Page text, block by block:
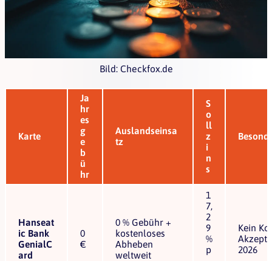
Bild: Checkfox.de
Karte
Ja
hr
es
g
e
b
ü
hr
Auslandseinsa
tz
S
o
ll
z
i
n
s
Hanseat
ic Bank
GenialC
ard
0
€
0 % Gebühr +
kostenloses
Abheben
weltweit
1
7,
2
9
%
p
Kein
2026